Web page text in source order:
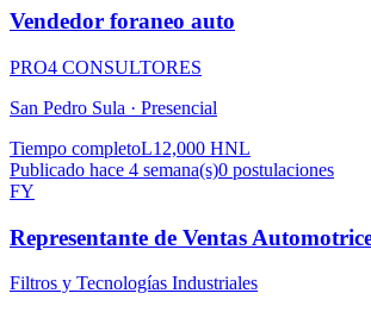
Vendedor foraneo auto
PRO4 CONSULTORES
San Pedro Sula · Presencial
Tiempo completoL12,000 HNL
Publicado hace 4 semana(s)0 postulaciones
FY
Representante de Ventas
Filtros y Tecnologías Industriales